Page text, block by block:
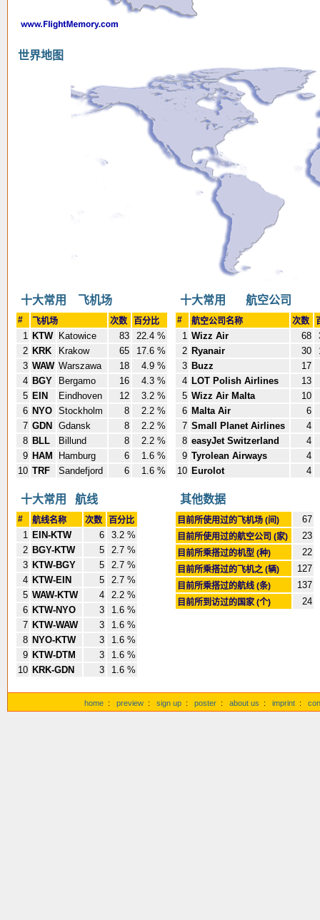
世界地图
十大常用 飞机场
# 飞机场 次数 百分比
1 KTW Katowice 83
22.4 %
2 KRK Krakow 65
17.6 %
3 WAW Warszawa 18
4.9 %
4 BGY Bergamo 16
4.3 %
5 EIN Eindhoven 12
3.2 %
6 NYO Stockholm 8
2.2 %
7 GDN Gdansk 8
2.2 %
8 BLL Billund 8
2.2 %
9 HAM Hamburg 6
1.6 %
10 TRF Sandefjord 6 1.6 %
十大常用 航空公司
# 航空公司名称 次数
1 Wizz Air 68
2 Ryanair 30
3 Buzz
17
4 LOT Polish Airlines
13
5 Wizz Air Malta
10
6 Malta Air
6
7 Small Planet Airlines
4
8 easyJet Switzerland
4
9 Tyrolean Airways
4
10 Eurolot 4
十大常用 航线
# 航线名称 次数 百分比
1 EIN-KTW 6
3.2 %
2 BGY-KTW 5
2.7 %
3 KTW-BGY 5
2.7 %
4 KTW-EIN 5
2.7 %
5 WAW-KTW 4
2.2 %
6 KTW-NYO 3
1.6 %
7 KTW-WAW 3
1.6 %
8 NYO-KTW 3
1.6 %
9 KTW-DTM 3
1.6 %
10 KRK-GDN 3 1.6 %
其他数据
目前所使用过的飞机场 (间) 67
目前所使用过的航空公司 (家) 23
目前所乘搭过的机型 (种) 22
目前所乘搭过的飞机之 (辆) 127
目前所乘搭过的航线 (条) 137
目前所到访过的国家 (个) 24
home : preview : sign up : poster : about us : imprint :